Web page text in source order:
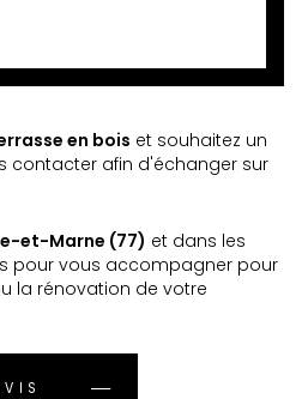
en bois et souhaitez un
contacter afin d'échanger sur
et-Marne (77) et dans les
pour vous accompagner pour
la rénovation de votre